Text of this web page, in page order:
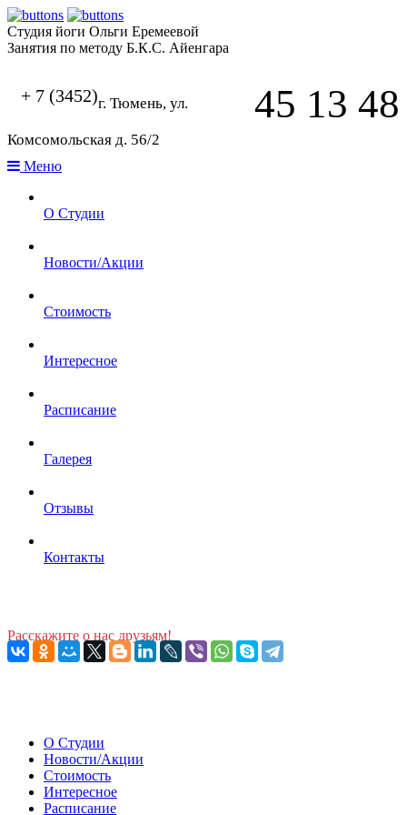
Студия йоги Ольги Еремеевой
Занятия по методу Б.К.С. Айенгара
+ 7 (3452) 45 13 48
г. Тюмень, ул.
Комсомольская д. 56/2
Меню
О Студии
Новости/Акции
Стоимость
Интересное
Расписание
Галерея
Отзывы
Контакты
Расскажите о нас друзьям!
О Студии
Новости/Акции
Стоимость
Интересное
Расписание